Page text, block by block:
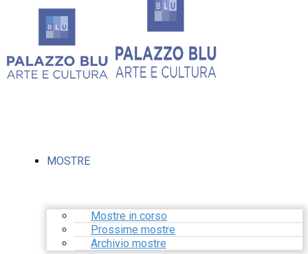
MOSTRE
Mostre in corso
Prossime mostre
Archivio mostre